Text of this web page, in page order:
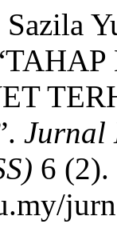
Jurnal
6 (2).